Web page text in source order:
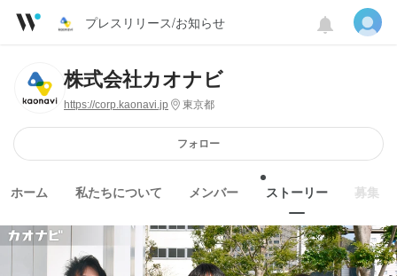
プレスリリース/お知らせ
株式会社カオナビ
https://corp.kaonavi.jp 東京都
フォロー
ホーム 私たちについて メンバー ストーリー 募集